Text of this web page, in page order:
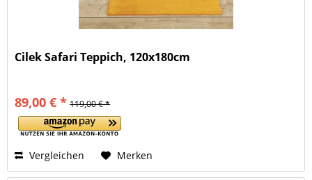
Cilek Safari Teppich, 120x180cm
89,00 € * 119,00 € *
Vergleichen Merken